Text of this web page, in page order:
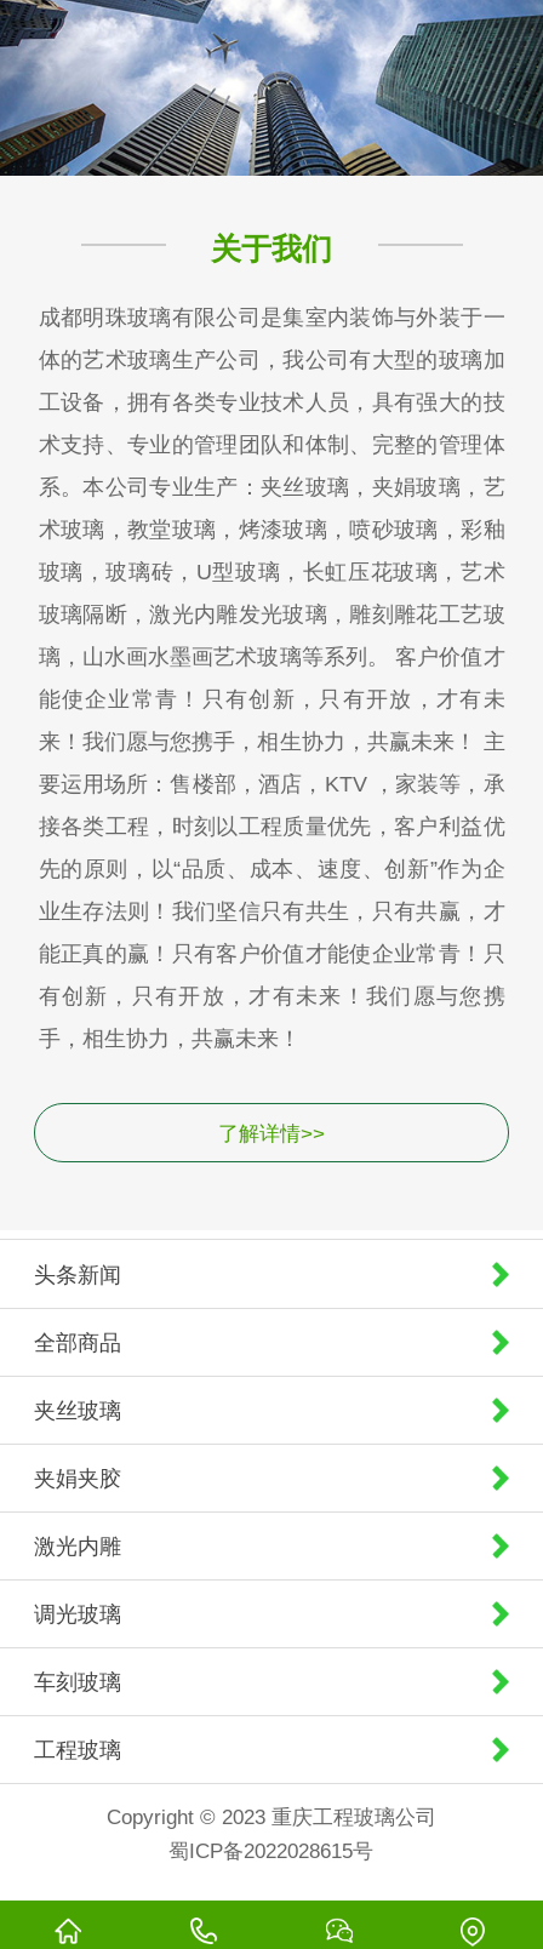
关于我们
成都明珠玻璃有限公司是集室内装饰与外装于一
体的艺术玻璃生产公司，我公司有大型的玻璃加
工设备，拥有各类专业技术人员，具有强大的技
术支持、专业的管理团队和体制、完整的管理体
系。本公司专业生产：夹丝玻璃，夹娟玻璃，艺
术玻璃，教堂玻璃，烤漆玻璃，喷砂玻璃，彩釉
玻璃，玻璃砖，U型玻璃，长虹压花玻璃，艺术
玻璃隔断，激光内雕发光玻璃，雕刻雕花工艺玻
璃，山水画水墨画艺术玻璃等系列。 客户价值才
能使企业常青！只有创新，只有开放，才有未
来！我们愿与您携手，相生协力，共赢未来！ 主
要运用场所：售楼部，酒店，KTV ，家装等，承
接各类工程，时刻以工程质量优先，客户利益优
先的原则，以“品质、成本、速度、创新”作为企
业生存法则！我们坚信只有共生，只有共赢，才
能正真的赢！只有客户价值才能使企业常青！只
有创新，只有开放，才有未来！我们愿与您携
手，相生协力，共赢未来！
了解详情>>
头条新闻
全部商品
夹丝玻璃
夹娟夹胶
激光内雕
调光玻璃
车刻玻璃
工程玻璃
Copyright © 2023 重庆工程玻璃公司
蜀ICP备2022028615号